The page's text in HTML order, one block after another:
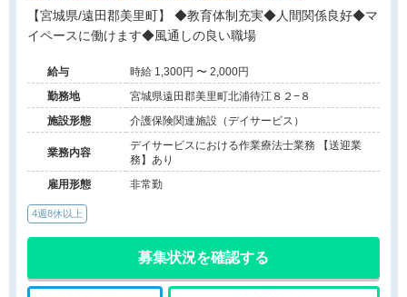
【宮城県/遠田郡美里町】 ◆教育体制充実◆人間関係良好◆マ
イペースに働けます◆風通しの良い職場
給与
時給 1,300円 〜 2,000円
勤務地
宮城県遠田郡美里町北浦待江８２−８
施設形態
介護保険関連施設（デイサービス）
業務内容
デイサービスにおける作業療法士業務 【送迎業
務】あり
雇用形態
非常勤
4週8休以上
募集状況を確認する